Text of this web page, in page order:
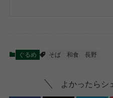
ぐるめ そば 和食 長野
よかったらシ